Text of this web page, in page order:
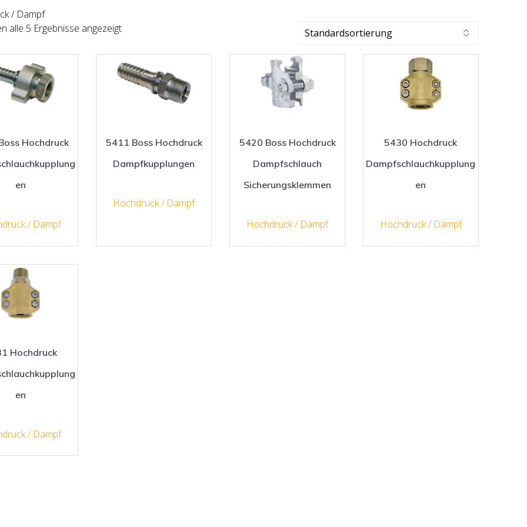
/ Dampf
alle 5 Ergebnisse angezeigt
Hochdruck
en
/ Dampf
5411 Boss Hochdruck
Dampfkupplungen
Hochdruck / Dampf
5420 Boss Hochdruck
Dampfschlauch
Sicherungsklemmen
Hochdruck / Dampf
5430 Hochdruck
Dampfschlauchkupplung
en
Hochdruck / Dampf
Hochdruck
en
/ Dampf